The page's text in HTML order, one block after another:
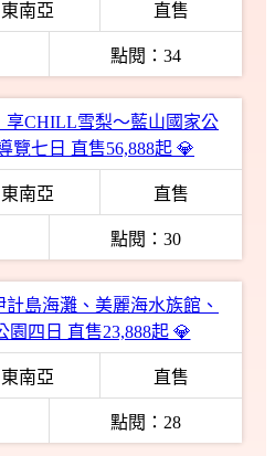
東南亞 直售
點閱：34
享CHILL雪梨～藍山國家公
覽七日 直售56,888起 💎
東南亞 直售
點閱：30
島海灘、美麗海水族館、
園四日 直售23,888起 💎
東南亞 直售
點閱： 28